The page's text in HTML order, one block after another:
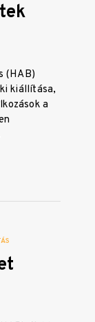
(HAB)
kiállítása,
a